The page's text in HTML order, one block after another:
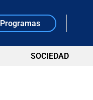
Programas
SOCIEDAD